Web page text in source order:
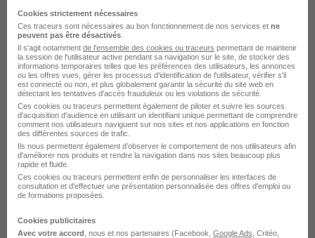
Chargé de Développement
Commercial H/F
Menway Emploi
Saint-Ouen-sur-Seine - 93
Stage
800 - 1 200 € / mois
Travail de jour + 1
Voir l’offre
il y a 26 jours
Cookies strictement nécessaires
Ces traceurs sont nécessaires au bon fonctionnement de nos services et ne
peuvent pas être désactivés
Il s'agit notamment de l'ensemble des cookies ou traceurs permettant de maintenir
la session de l'utilisateur active pendant sa navigation sur le site, de stocker des
informations temporaires telles que les préférences des utilisateurs, les annonces
ou les offres vues, gérer les processus d'identification de l'utilisateur, vérifier s'il
est connecté ou non, et plus globalement garantir la sécurité du site web en
détectant les tentatives d'accès frauduleux ou les violations de sécurité.
Ces cookies ou traceurs permettent également de piloter et suivre les sources
d'acquisition d'audience en utilisant un identifiant unique permettant de comprendre
comment nos utilisateurs naviguent sur nos sites et nos applications en fonction
des différentes sources de trafic.
Ils nous permettent également d’observer le comportement de nos utilisateurs afin
d'améliorer nos produits et rendre la navigation dans nos sites beaucoup plus
rapide et fluide.
Ces cookies ou traceurs permettent enfin de personnaliser les interfaces de
consultation et d'effectuer une présentation personnalisée des offres d'emploi ou
de formations proposées.
Cookies publicitaires
Avec votre accord , nous et nos partenaires (Facebook, Google Ads , Critéo,